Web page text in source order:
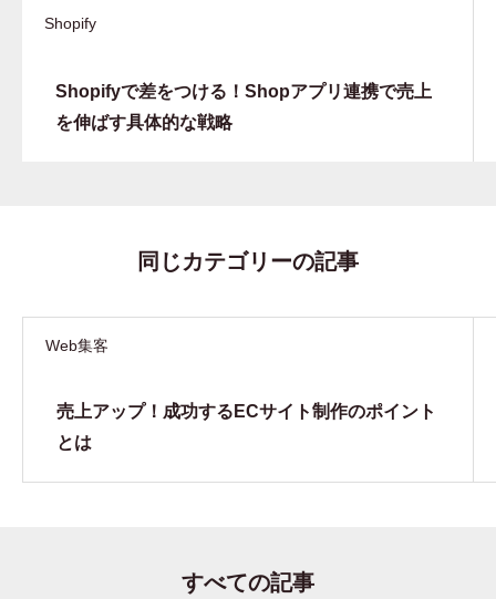
Shopify
Shopifyで差をつける！Shopアプリ連携で売上
を伸ばす具体的な戦略
同じカテゴリーの記事
Web集客
売上アップ！成功するECサイト制作のポイント
とは
すべての記事